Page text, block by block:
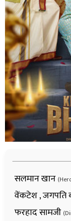
सलमान खान
वेंकटेश , जगपति
फरहाद सामजी